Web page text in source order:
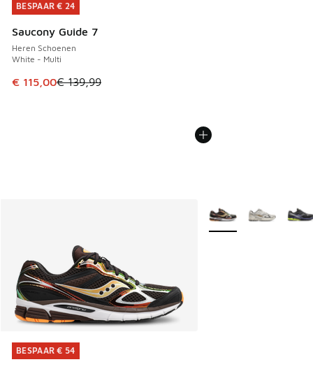
BESPAAR € 24
Saucony Guide 7
Heren Schoenen
White - Multi
Dit artikel is in de uitverkoop. Dit artikel is in de
€ 115,00€ 139,99
BESPAAR € 24
BESPAAR € 54
BESPAAR € 54
Meer kleuren